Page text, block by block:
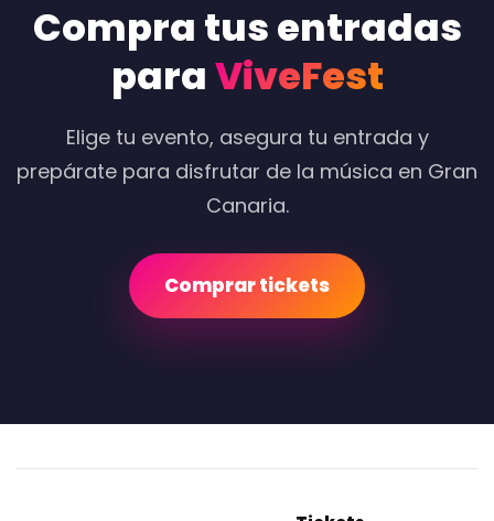
Compra tus entradas
paraViveFest
Elige tu evento, asegura tu entrada y
prepárate para disfrutar de la música en Gran
Canaria.
Comprar tickets